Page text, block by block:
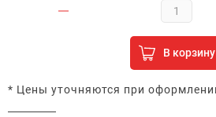
В корзину
* Цены уточняются при